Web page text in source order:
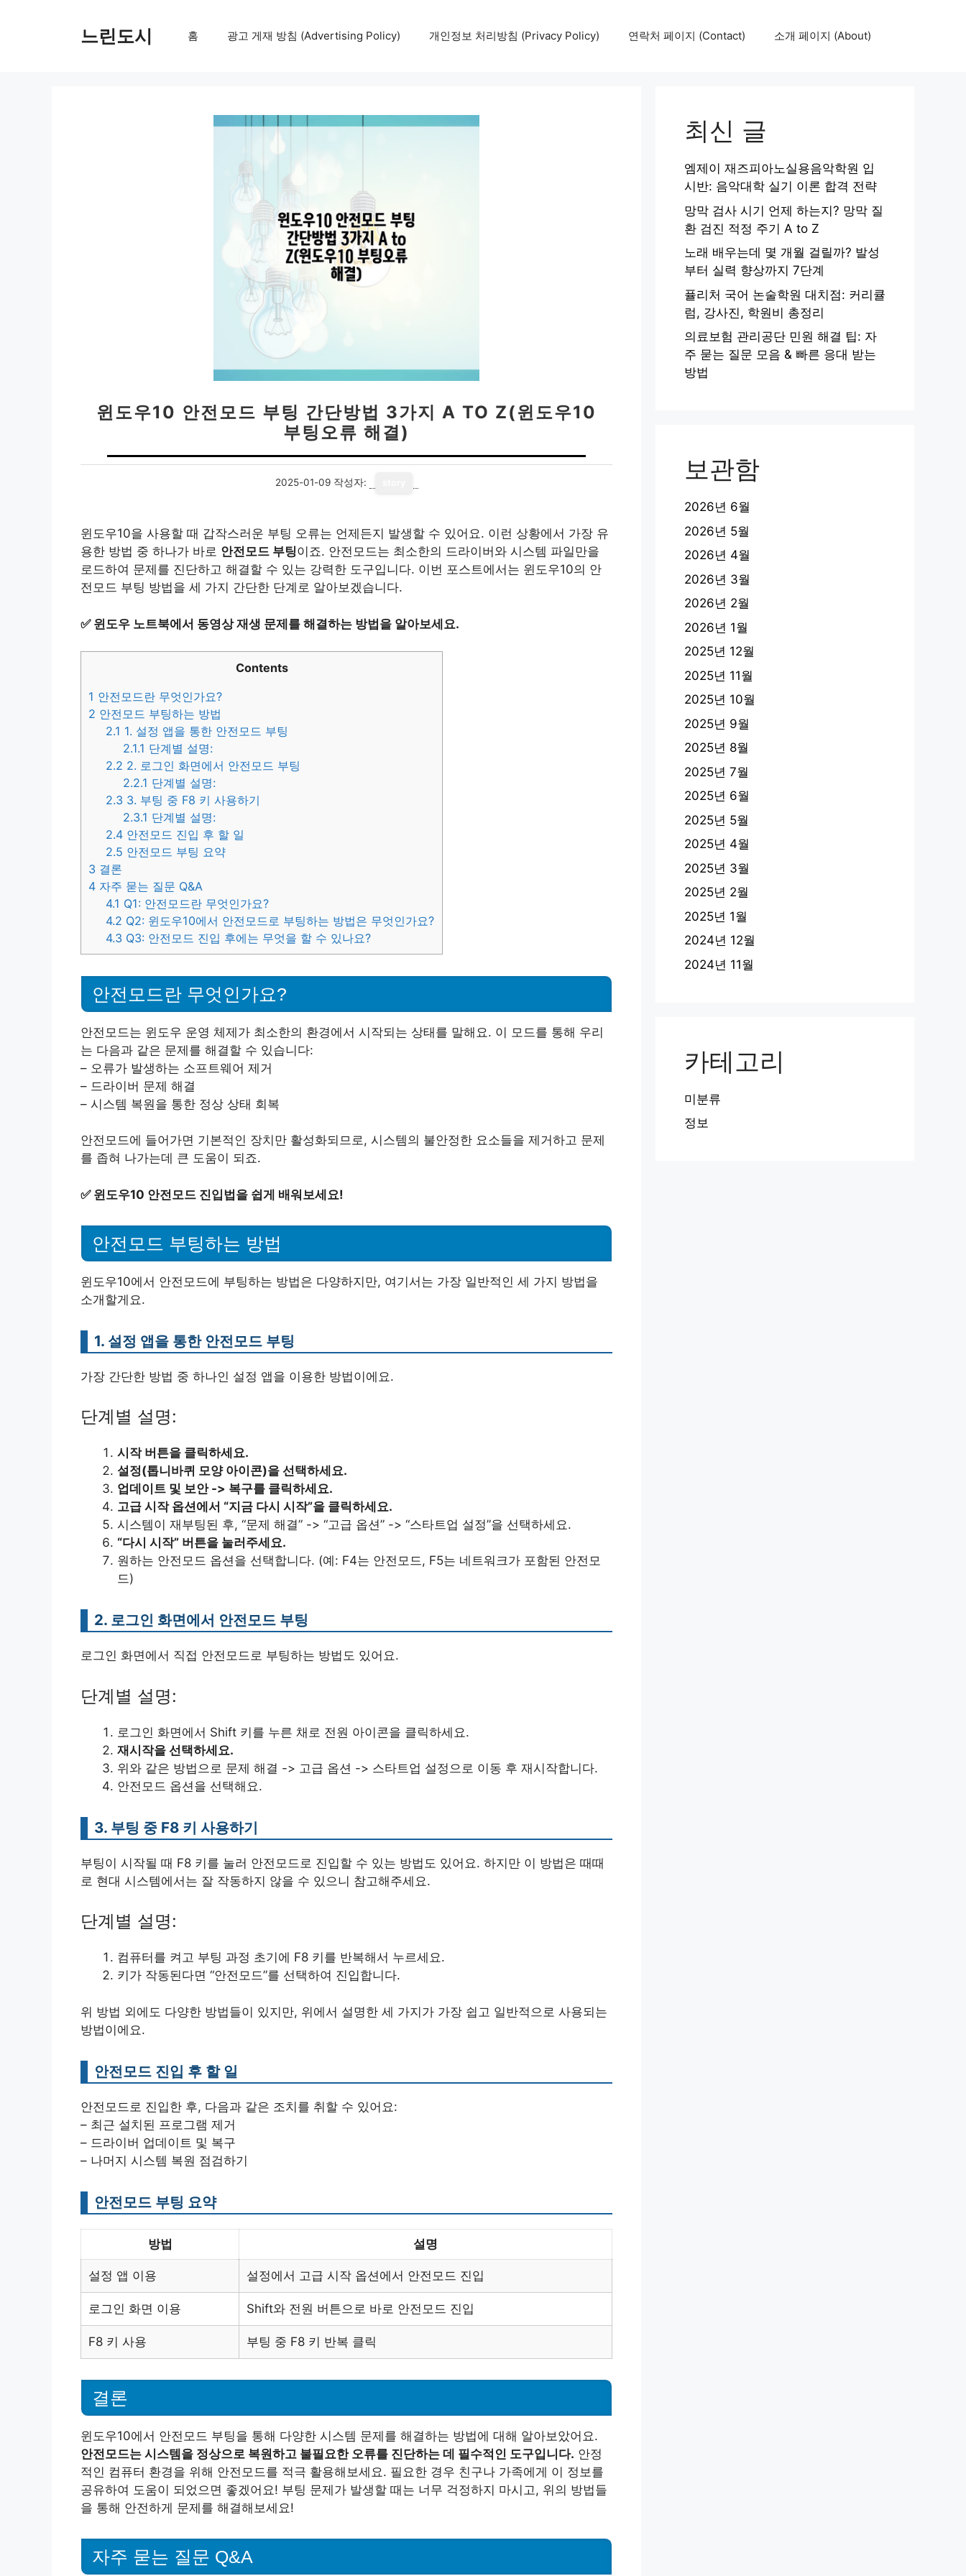
느린도시 홈 광고 게재 방침 (Advertising Policy) 개인정보 처리방침 (Privacy Policy) 연락처 페이지 (Contact) 소개 페이지 (About)
윈도우10 안전모드 부팅 간단방법 3가지 A TO Z(윈도우10
부팅오류 해결)
2025-01-09 작성자:
윈도우10을 사용할 때 갑작스러운 부팅 오류는 언제든지 발생할 수 있어요. 이런 상황에서 가장 유
용한 방법 중 하나가 바로 안전모드 부팅이죠. 안전모드는 최소한의 드라이버와 시스템 파일만을
로드하여 문제를 진단하고 해결할 수 있는 강력한 도구입니다. 이번 포스트에서는 윈도우10의 안
전모드 부팅 방법을 세 가지 간단한 단계로 알아보겠습니다.
✅ 윈도우 노트북에서 동영상 재생 문제를 해결하는 방법을 알아보세요.
Contents
1 안전모드란 무엇인가요?
2 안전모드 부팅하는 방법
2.1 1. 설정 앱을 통한 안전모드 부팅
2.1.1 단계별 설명:
2.2 2. 로그인 화면에서 안전모드 부팅
2.2.1 단계별 설명:
2.3 3. 부팅 중 F8 키 사용하기
2.3.1 단계별 설명:
2.4 안전모드 진입 후 할 일
2.5 안전모드 부팅 요약
3 결론
4 자주 묻는 질문 Q&A
4.1 Q1: 안전모드란 무엇인가요?
4.2 Q2: 윈도우10에서 안전모드로 부팅하는 방법은 무엇인가요?
4.3 Q3: 안전모드 진입 후에는 무엇을 할 수 있나요?
안전모드란 무엇인가요?
안전모드는 윈도우 운영 체제가 최소한의 환경에서 시작되는 상태를 말해요. 이 모드를 통해 우리
는 다음과 같은 문제를 해결할 수 있습니다:
– 오류가 발생하는 소프트웨어 제거
– 드라이버 문제 해결
– 시스템 복원을 통한 정상 상태 회복
안전모드에 들어가면 기본적인 장치만 활성화되므로, 시스템의 불안정한 요소들을 제거하고 문제
를 좁혀 나가는데 큰 도움이 되죠.
✅ 윈도우10 안전모드 진입법을 쉽게 배워보세요!
안전모드 부팅하는 방법
윈도우10에서 안전모드에 부팅하는 방법은 다양하지만, 여기서는 가장 일반적인 세 가지 방법을
소개할게요.
1. 설정 앱을 통한 안전모드 부팅
가장 간단한 방법 중 하나인 설정 앱을 이용한 방법이에요.
단계별 설명:
시작 버튼을 클릭하세요.
설정(톱니바퀴 모양 아이콘)을 선택하세요.
업데이트 및 보안 -> 복구를 클릭하세요.
고급 시작 옵션에서 “지금 다시 시작”을 클릭하세요.
시스템이 재부팅된 후, “문제 해결” -> “고급 옵션” -> “스타트업 설정”을 선택하세요.
“다시 시작” 버튼을 눌러주세요.
원하는 안전모드 옵션을 선택합니다. (예: F4는 안전모드, F5는 네트워크가 포함된 안전모
드)
2. 로그인 화면에서 안전모드 부팅
로그인 화면에서 직접 안전모드로 부팅하는 방법도 있어요.
단계별 설명:
로그인 화면에서 Shift 키를 누른 채로 전원 아이콘을 클릭하세요.
재시작을 선택하세요.
위와 같은 방법으로 문제 해결 -> 고급 옵션 -> 스타트업 설정으로 이동 후 재시작합니다.
안전모드 옵션을 선택해요.
3. 부팅 중 F8 키 사용하기
부팅이 시작될 때 F8 키를 눌러 안전모드로 진입할 수 있는 방법도 있어요. 하지만 이 방법은 때때
로 현대 시스템에서는 잘 작동하지 않을 수 있으니 참고해주세요.
단계별 설명:
컴퓨터를 켜고 부팅 과정 초기에 F8 키를 반복해서 누르세요.
키가 작동된다면 “안전모드”를 선택하여 진입합니다.
위 방법 외에도 다양한 방법들이 있지만, 위에서 설명한 세 가지가 가장 쉽고 일반적으로 사용되는
방법이에요.
안전모드 진입 후 할 일
안전모드로 진입한 후, 다음과 같은 조치를 취할 수 있어요:
– 최근 설치된 프로그램 제거
– 드라이버 업데이트 및 복구
– 나머지 시스템 복원 점검하기
안전모드 부팅 요약
방법 설명
설정 앱 이용 설정에서 고급 시작 옵션에서 안전모드 진입
로그인 화면 이용 Shift와 전원 버튼으로 바로 안전모드 진입
F8 키 사용 부팅 중 F8 키 반복 클릭
결론
윈도우10에서 안전모드 부팅을 통해 다양한 시스템 문제를 해결하는 방법에 대해 알아보았어요.
안전모드는 시스템을 정상으로 복원하고 불필요한 오류를 진단하는 데 필수적인 도구입니다. 안정
적인 컴퓨터 환경을 위해 안전모드를 적극 활용해보세요. 필요한 경우 친구나 가족에게 이 정보를
공유하여 도움이 되었으면 좋겠어요! 부팅 문제가 발생할 때는 너무 걱정하지 마시고, 위의 방법들
을 통해 안전하게 문제를 해결해보세요!
자주 묻는 질문 Q&A
최신 글
엠제이 재즈피아노실용음악학원 입
시반: 음악대학 실기 이론 합격 전략
망막 검사 시기 언제 하는지? 망막 질
환 검진 적정 주기 A to Z
노래 배우는데 몇 개월 걸릴까? 발성
부터 실력 향상까지 7단계
퓰리처 국어 논술학원 대치점: 커리큘
럼, 강사진, 학원비 총정리
의료보험 관리공단 민원 해결 팁: 자
주 묻는 질문 모음 & 빠른 응대 받는
방법
보관함
2026년 6월
2026년 5월
2026년 4월
2026년 3월
2026년 2월
2026년 1월
2025년 12월
2025년 11월
2025년 10월
2025년 9월
2025년 8월
2025년 7월
2025년 6월
2025년 5월
2025년 4월
2025년 3월
2025년 2월
2025년 1월
2024년 12월
2024년 11월
카테고리
미분류
정보